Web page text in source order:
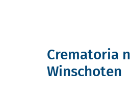
Crematoria
Winschoten